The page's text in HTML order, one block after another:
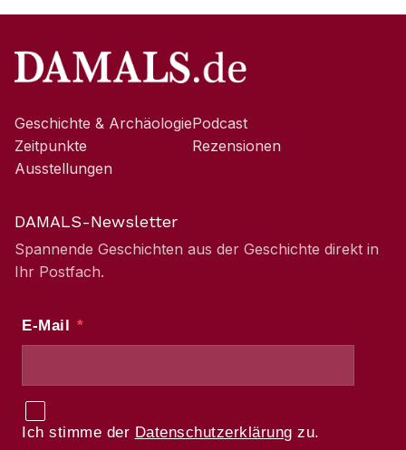
Geschichte & Archäologie
Zeitpunkte
Ausstellungen
Podcast
Rezensionen
DAMALS-Newsletter
Spannende Geschichten aus der Geschichte direkt in
Ihr Postfach.